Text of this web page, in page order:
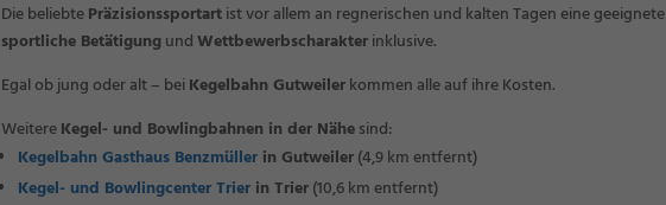
Die beliebtePräzisionssportartist vor allem an regnerischen und kalten Tagen eine geeignete
sportliche BetätigungundWettbewerbscharakterinklusive.
Egal ob jung oder alt – beiKegelbahn Gutweilerkommen alle auf ihre Kosten.
WeitereKegel- und Bowlingbahnen in der Nähesind:
Kegelbahn Gasthaus Benzmüller in Gutweiler(4,9 km entfernt)
Kegel- und Bowlingcenter Trier in Trier(10,6 km entfernt)